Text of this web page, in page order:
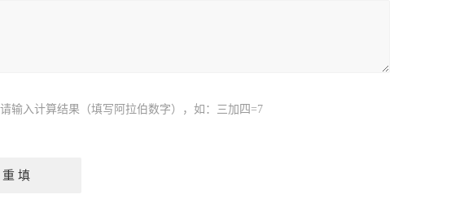
请输入计算结果（填写阿拉伯数字），如：三加四=7